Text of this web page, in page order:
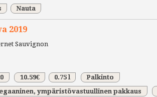
Nauta
2019
Sauvignon
10.59€ 0.75 l
Palkinto
ympäristövastuullinen pakkaus